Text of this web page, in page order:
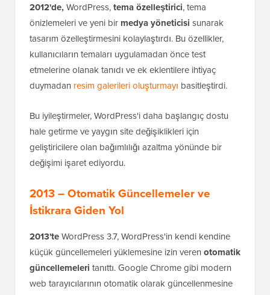
2012'de,WordPress,tema özelleştirici, tema
önizlemeleri ve yeni bir medya yöneticisi sunarak
tasarım özelleştirmesini kolaylaştırdı. Bu özellikler,
kullanıcıların temaları uygulamadan önce test
etmelerine olanak tanıdı ve ek eklentilere ihtiyaç
duymadan resim galerileri oluşturmayı basitleştirdi.
Bu iyileştirmeler, WordPress'i daha başlangıç dostu
hale getirme ve yaygın site değişiklikleri için
geliştiricilere olan bağımlılığı azaltma yönünde bir
değişimi işaret ediyordu.
2013 – Otomatik Güncellemeler ve
İstikrara Giden Yol
2013'teWordPress 3.7, WordPress'in kendi kendine
küçük güncellemeleri yüklemesine izin veren otomatik
güncellemeleri tanıttı. Google Chrome gibi modern
web tarayıcılarının otomatik olarak güncellenmesine